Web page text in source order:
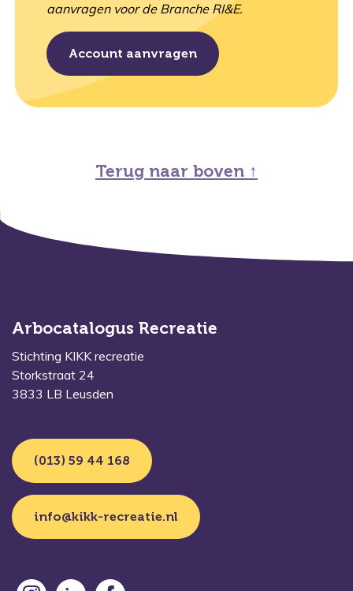
aanvragen voor de Branche RI&E.
Account aanvragen
Terug naar boven ↑
Arbocatalogus Recreatie
Stichting KIKK recreatie
Storkstraat 24
3833 LB Leusden
(013) 59 44 168
info@kikk-recreatie.nl